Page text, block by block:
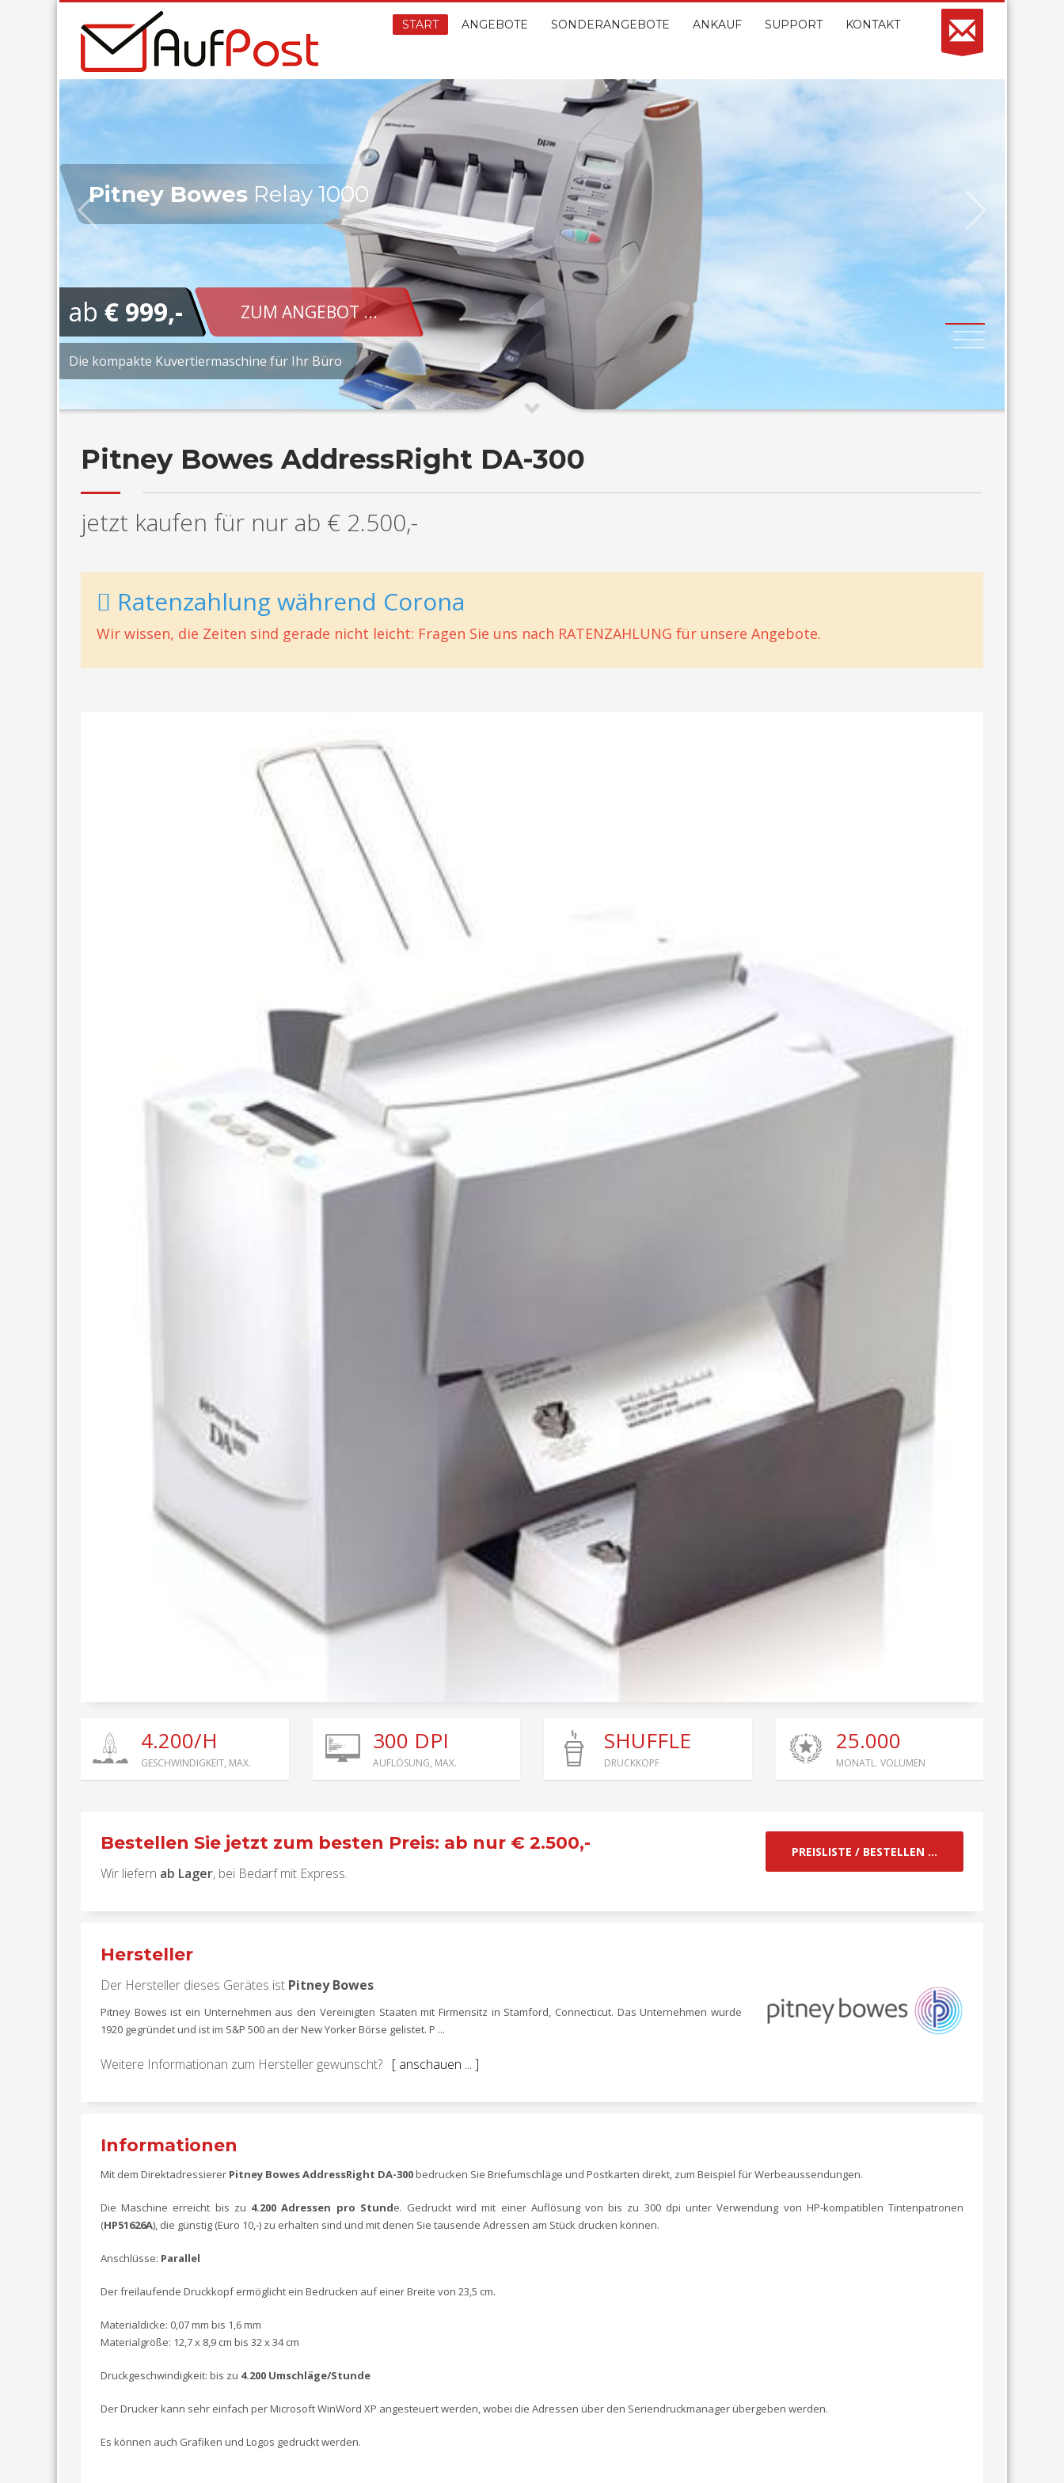
START ANGEBOTE SONDERANGEBOTE ANKAUF SUPPORT KONTAKT
Pitney Bowes Relay 1000
ab € 999,- ZUM ANGEBOT ...
Die kompakte Kuvertiermaschine für Ihr Büro
Pitney Bowes AddressRight DA-300
jetzt kaufen für nur ab € 2.500,-
Ratenzahlung während Corona
Wir wissen, die Zeiten sind gerade nicht leicht: Fragen Sie uns nach RATENZAHLUNG für unsere Angebote.
4.200/H
GESCHWINDIGKEIT, MAX.
300 DPI
AUFLÖSUNG, MAX.
SHUFFLE
DRUCKKOPF
25.000
MONATL. VOLUMEN
Bestellen Sie jetzt zum besten Preis: ab nur € 2.500,-
Wir liefern ab Lager, bei Bedarf mit Express.
PREISLISTE / BESTELLEN ...
Hersteller
Der Hersteller dieses Gerätes ist Pitney Bowes.
Pitney Bowes ist ein Unternehmen aus den Vereinigten Staaten mit Firmensitz in Stamford, Connecticut. Das Unternehmen wurde
1920 gegründet und ist im S&P 500 an der New Yorker Börse gelistet. P ...
Weitere Informationan zum Hersteller gewünscht? [ anschauen ... ]
Informationen
Mit dem Direktadressierer Pitney Bowes AddressRight DA-300bedrucken Sie Briefumschläge und Postkarten direkt, zum Beispiel für Werbeaussendungen.
Die Maschine erreicht bis zu 4.200 Adressen pro Stunde. Gedruckt wird mit einer Auflösung von bis zu 300 dpi unter Verwendung von HP-kompatiblen Tintenpatronen
(HP51626A), die günstig (Euro 10,-) zu erhalten sind und mit denen Sie tausende Adressen am Stück drucken können.
Anschlüsse: Parallel
Der freilaufende Druckkopf ermöglicht ein Bedrucken auf einer Breite von 23,5 cm.
Materialdicke: 0,07 mm bis 1,6 mm
Materialgröße: 12,7 x 8,9 cm bis 32 x 34 cm
Druckgeschwindigkeit: bis zu 4.200 Umschläge/Stunde
Der Drucker kann sehr einfach per Microsoft WinWord XP angesteuert werden, wobei die Adressen über den Seriendruckmanager übergeben werden.
Es können auch Grafiken und Logos gedruckt werden.